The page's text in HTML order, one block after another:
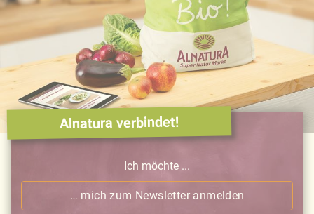
Alnatura verbindet!
Ich möchte ...
… mich zum Newsletter anmelden